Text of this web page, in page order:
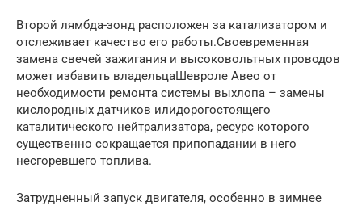
Второй лямбда-зонд расположен за катализатором и
отслеживает качество его работы.Своевременная
замена свечей зажигания и высоковольтных проводов
может избавить владельцаШевроле Авео от
необходимости ремонта системы выхлопа – замены
кислородных датчиков илидорогостоящего
каталитического нейтрализатора, ресурс которого
существенно сокращается припопадании в него
несгоревшего топлива.
Затрудненный запуск двигателя, особенно в зимнее